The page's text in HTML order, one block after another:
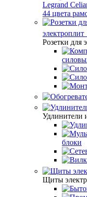
Legrand
44 цвета
электроплит
Розетки для
Удлинители
блоки
Щиты